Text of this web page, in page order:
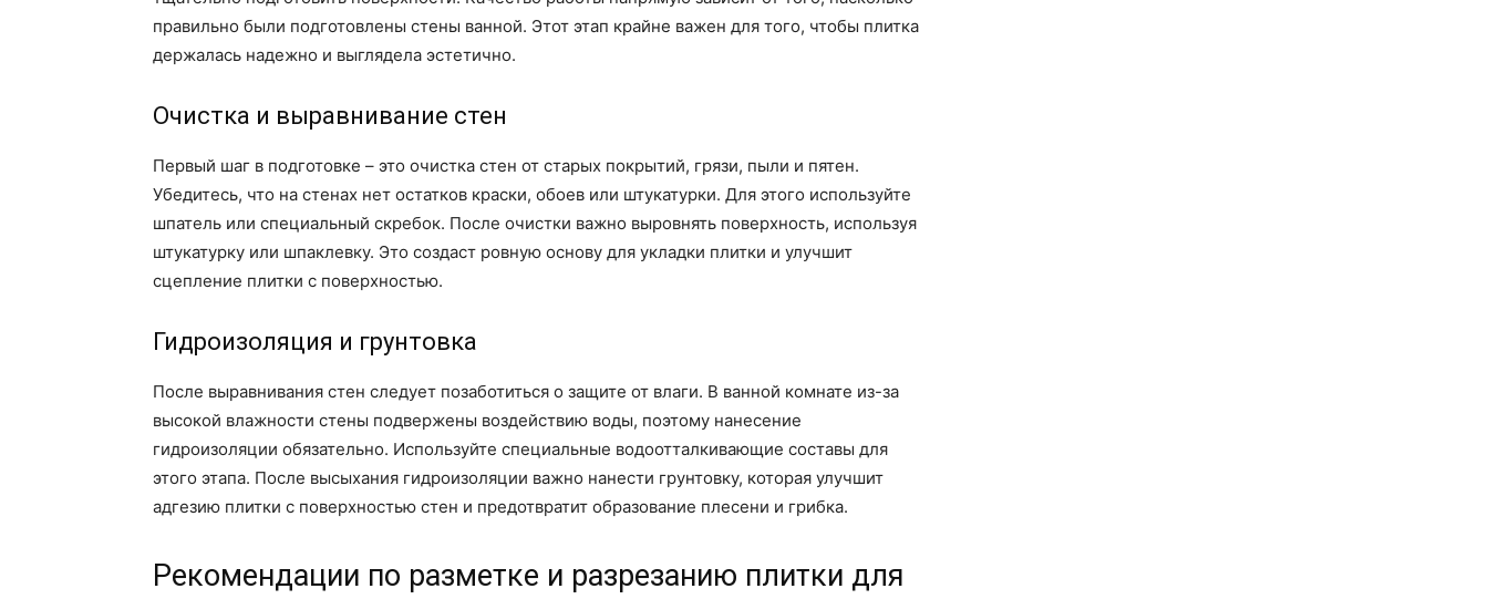
правильно были подготовлены стены ванной. Этот этап крайне важен для того, чтобы плитка
держалась надежно и выглядела эстетично.
Очистка и выравнивание стен
Первый шаг в подготовке – это очистка стен от старых покрытий, грязи, пыли и пятен.
Убедитесь, что на стенах нет остатков краски, обоев или штукатурки. Для этого используйте
шпатель или специальный скребок. После очистки важно выровнять поверхность, используя
штукатурку или шпаклевку. Это создаст ровную основу для укладки плитки и улучшит
сцепление плитки с поверхностью.
Гидроизоляция и грунтовка
После выравнивания стен следует позаботиться о защите от влаги. В ванной комнате из-за
высокой влажности стены подвержены воздействию воды, поэтому нанесение
гидроизоляции обязательно. Используйте специальные водоотталкивающие составы для
этого этапа. После высыхания гидроизоляции важно нанести грунтовку, которая улучшит
адгезию плитки с поверхностью стен и предотвратит образование плесени и грибка.
Рекомендации по разметке и разрезанию плитки для